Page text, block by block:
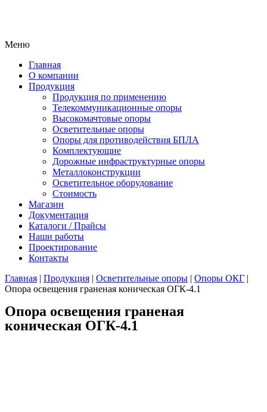
Меню
Главная
О компании
Продукция
Продукция по применению
Телекоммуникационные опоры
Высокомачтовые опоры
Осветительные опоры
Опоры для противодействия БПЛА
Комплектующие
Дорожные инфраструктурные опоры
Металлоконструкции
Осветительное оборудование
Стоимость
Магазин
Документация
Каталоги / Прайсы
Наши работы
Проектирование
Контакты
Главная | Продукция | Осветительные опоры | Опоры ОКГ |
Опора освещения граненая коническая ОГК-4.1
Опора освещения граненая
коническая ОГК-4.1